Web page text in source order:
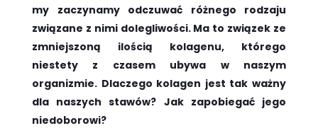
my zaczynamy odczuwać różnego rodzaju
związane z nimi dolegliwości. Ma to związek ze
zmniejszoną ilością kolagenu, którego
niestety z czasem ubywa w naszym
organizmie. Dlaczego kolagen jest tak ważny
dla naszych stawów? Jak zapobiegać jego
niedoborowi?